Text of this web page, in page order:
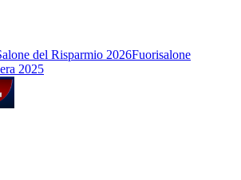
del Risparmio 2026Fuorisalone
2025